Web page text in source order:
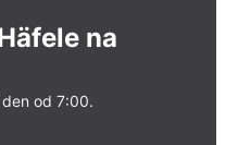
na
od 7:00.